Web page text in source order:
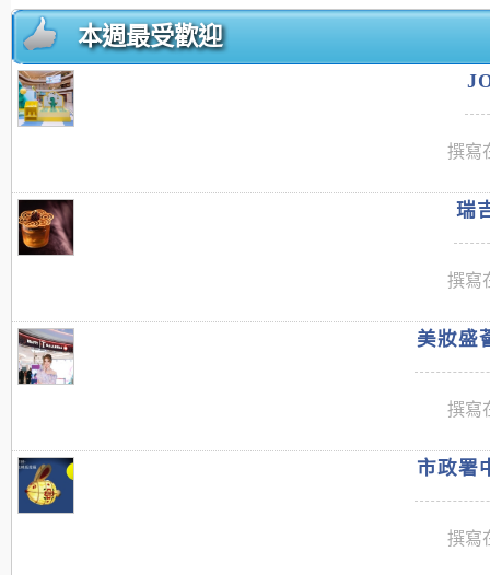
本週最受歡迎
撰寫
瑞
撰寫
美妝盛
撰寫
市政署
撰寫